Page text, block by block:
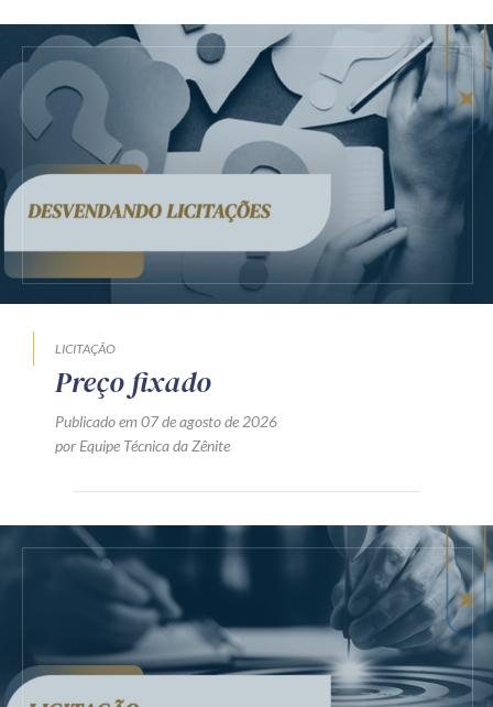
LICITAÇÃO
Preço fixado
Publicado em 07 de agosto de 2026
por Equipe Técnica da Zênite